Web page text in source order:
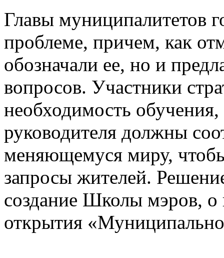
Главы муниципалитетов
проблеме, причем, как
обозначали ее, но и
вопросов. Участники
необходимость
руководителя должны
меняющемуся миру,
запросы жителей.
создание Школы мэров, о
открытия